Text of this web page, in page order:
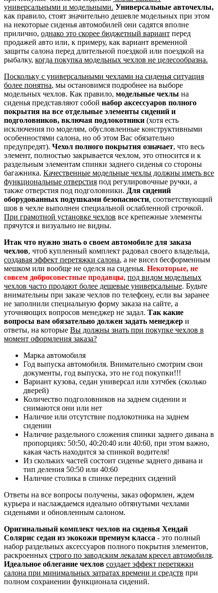
универсальными и модельными. Универсальные авточехлы,
как правило, стоят значительно дешевле модельных при этом
на некоторые сиденья автомобилей они садятся вполне
прилично, однако это скорее бюджетный вариант перед
продажей авто или, к примеру, как вариант временной
защиты салона перед длительной поездкой или поездкой на
рыбалку, когда покупка модельных чехлов не целесообразна.
Поскольку с универсальными чехлами на сиденья ситуация
более понятна, мы остановимся подробнее на выборе
модельных чехлов. Как правило, модельные чехлы на
сиденья представляют собой набор аксессуаров полного
покрытия на все отдельные элементы сидений и
подголовников, включая подлокотники (хотя есть
исключения по моделям, обусловленные конструктивными
особенностями салона, но об этом Вас обязательно
предупредят). Чехол полного покрытия означает, что весь
элемент, полностью закрывается чехлом, это относится и к
раздельным элементам спинки заднего сиденья со стороны
багажника. Качественные модельные чехлы должны иметь все
функциональные отверстия под регулировочные ручки, а
также отверстия под подголовники. Для сидений
оборудованных подушками безопасности, соответствующий
шов в чехле выполнен специальной ослабленной строчкой.
При грамотной установке чехлов все крепежные элементы
прячутся и визуально не видны.
Итак что нужно знать о своем автомобиле для заказа
чехлов, чтоб купленный комплект радовал своего владельца,
создавая эффект перетяжки салона, а не висел бесформенным
мешком или вообще не оделся на сиденья. Некоторые, не
совсем добросовестные продавцы, под видом модельных
чехлов часто продают более дешевые универсальные. Будьте
внимательны при заказе чехлов по телефону, если вы заранее
не заполнили специальную форму заказа на сайте, а
уточняющих вопросов менеджер не задал. Так какие
вопросы вам обязательно должен задать менеджер и
ответы, на которые Вы должны знать при покупке чехлов в
момент оформления заказа?
Марка автомобиля
Год выпуска автомобиля. Внимательно смотрим свои
документы, год выпуска, это не год покупки!!!
Вариант кузова, седан универсал или хэтчбек (сколько
дверей)
Количество подголовников на заднем сидении и
снимаются они или нет
Наличие или отсутствие подлокотника на заднем
сидении
Наличие раздельного сложения спинки заднего дивана в
пропорциях: 50:50, 40:20:40 или 40:60, при этом важно,
какая часть находится за спинкой водителя!
Из скольких частей состоит сиденье заднего дивана и
тип деления 50:50 или 40:60
Наличие столика в спинке передних сидений
Ответы на все вопросы получены, заказ оформлен, ждем
курьера и наслаждаемся идеально обтянутыми чехлами
сиденьями и обновленным салоном.
Оригинальный комплект чехлов на сиденья Хендай
Солярис седан из экокожи премиум класса - это полный
набор раздельных аксессуаров полного покрытия элементов,
раскроенных строго по заводским лекалам кресел автомобиля.
Идеальное облегание чехлов создает эффект перетяжки
салона при минимальных затратах времени и средств при
полном сохранении функционала сидений.